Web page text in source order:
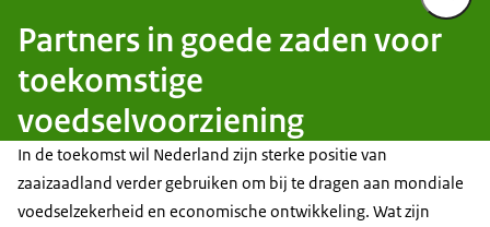
Partners in goede zaden voor
toekomstige
voedselvoorziening
In de toekomst wil Nederland zijn sterke positie van
zaaizaadland verder gebruiken om bij te dragen aan mondiale
voedselzekerheid en economische ontwikkeling. Wat zijn